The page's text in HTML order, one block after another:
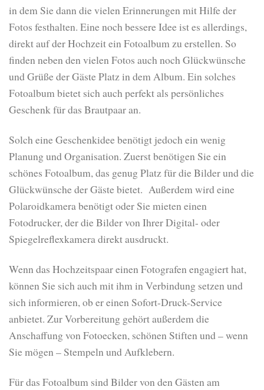
in dem Sie dann die vielen Erinnerungen mit Hilfe der
Fotos festhalten. Eine noch bessere Idee ist es allerdings,
direkt auf der Hochzeit ein Fotoalbum zu erstellen. So
finden neben den vielen Fotos auch noch Glückwünsche
und Grüße der Gäste Platz in dem Album. Ein solches
Fotoalbum bietet sich auch perfekt als persönliches
Geschenk für das Brautpaar an.
Solch eine Geschenkidee benötigt jedoch ein wenig
Planung und Organisation. Zuerst benötigen Sie ein
schönes Fotoalbum, das genug Platz für die Bilder und die
Glückwünsche der Gäste bietet. Außerdem wird eine
Polaroidkamera benötigt oder Sie mieten einen
Fotodrucker, der die Bilder von Ihrer Digital- oder
Spiegelreflexkamera direkt ausdruckt.
Wenn das Hochzeitspaar einen Fotografen engagiert hat,
können Sie sich auch mit ihm in Verbindung setzen und
sich informieren, ob er einen Sofort-Druck-Service
anbietet. Zur Vorbereitung gehört außerdem die
Anschaffung von Fotoecken, schönen Stiften und – wenn
Sie mögen – Stempeln und Aufklebern.
Für das Fotoalbum sind Bilder von den Gästen am